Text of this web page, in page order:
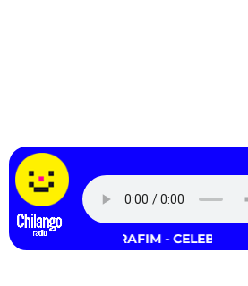
LE SSERAFIM - CELEBRATION